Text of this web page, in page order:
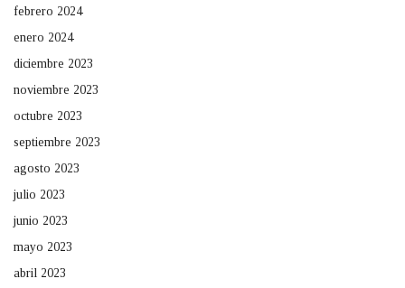
febrero 2024
enero 2024
diciembre 2023
noviembre 2023
octubre 2023
septiembre 2023
agosto 2023
julio 2023
junio 2023
mayo 2023
abril 2023